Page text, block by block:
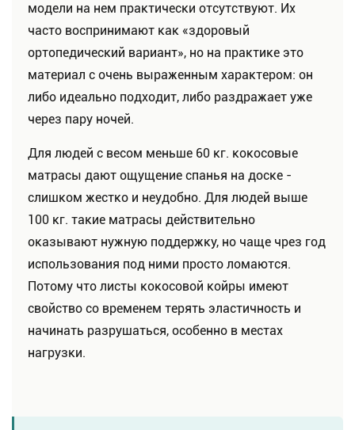
модели на нем практически отсутствуют. Их
часто воспринимают как «здоровый
ортопедический вариант», но на практике это
материал с очень выраженным характером: он
либо идеально подходит, либо раздражает уже
через пару ночей.
Для людей с весом меньше 60 кг. кокосовые
матрасы дают ощущение спанья на доске -
слишком жестко и неудобно. Для людей выше
100 кг. такие матрасы действительно
оказывают нужную поддержку, но чаще чрез год
использования под ними просто ломаются.
Потому что листы кокосовой койры имеют
свойство со временем терять эластичность и
начинать разрушаться, особенно в местах
нагрузки.